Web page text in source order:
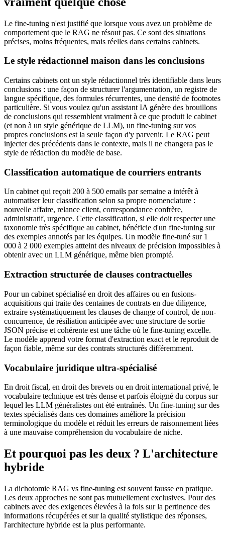
Le fine-tuning n'est justifié que lorsque vous avez un problème de
comportement que le RAG ne résout pas. Ce sont des situations
précises, moins fréquentes, mais réelles dans certains cabinets.
Le style rédactionnel maison dans les conclusions
Certains cabinets ont un style rédactionnel très identifiable dans leurs
conclusions : une façon de structurer l'argumentation, un registre de
langue spécifique, des formules récurrentes, une densité de footnotes
particulière. Si vous voulez qu'un assistant IA génère des brouillons
de conclusions qui ressemblent vraiment à ce que produit le cabinet
(et non à un style générique de LLM), un fine-tuning sur vos
propres conclusions est la seule façon d'y parvenir. Le RAG peut
injecter des précédents dans le contexte, mais il ne changera pas le
style de rédaction du modèle de base.
Classification automatique de courriers entrants
Un cabinet qui reçoit 200 à 500 emails par semaine a intérêt à
automatiser leur classification selon sa propre nomenclature :
nouvelle affaire, relance client, correspondance confrère,
administratif, urgence. Cette classification, si elle doit respecter une
taxonomie très spécifique au cabinet, bénéficie d'un fine-tuning sur
des exemples annotés par les équipes. Un modèle fine-tuné sur 1
000 à 2 000 exemples attteint des niveaux de précision impossibles à
obtenir avec un LLM générique, même bien prompté.
Extraction structurée de clauses contractuelles
Pour un cabinet spécialisé en droit des affaires ou en fusions-
acquisitions qui traite des centaines de contrats en due diligence,
extraire systématiquement les clauses de change of control, de non-
concurrence, de résiliation anticipée avec une structure de sortie
JSON précise et cohérente est une tâche où le fine-tuning excelle.
Le modèle apprend votre format d'extraction exact et le reproduit de
façon fiable, même sur des contrats structurés différemment.
Vocabulaire juridique ultra-spécialisé
En droit fiscal, en droit des brevets ou en droit international privé, le
vocabulaire technique est très dense et parfois éloigné du corpus sur
lequel les LLM généralistes ont été entraînés. Un fine-tuning sur des
textes spécialisés dans ces domaines améliore la précision
terminologique du modèle et réduit les erreurs de raisonnement liées
à une mauvaise compréhension du vocabulaire de niche.
Et pourquoi pas les deux ? L'architecture
hybride
La dichotomie RAG vs fine-tuning est souvent fausse en pratique.
Les deux approches ne sont pas mutuellement exclusives. Pour des
cabinets avec des exigences élevées à la fois sur la pertinence des
informations récupérées et sur la qualité stylistique des réponses,
l'architecture hybride est la plus performante.